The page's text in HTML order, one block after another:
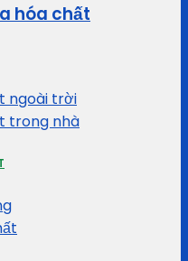
hóa chất
ngoài trời
trong nhà